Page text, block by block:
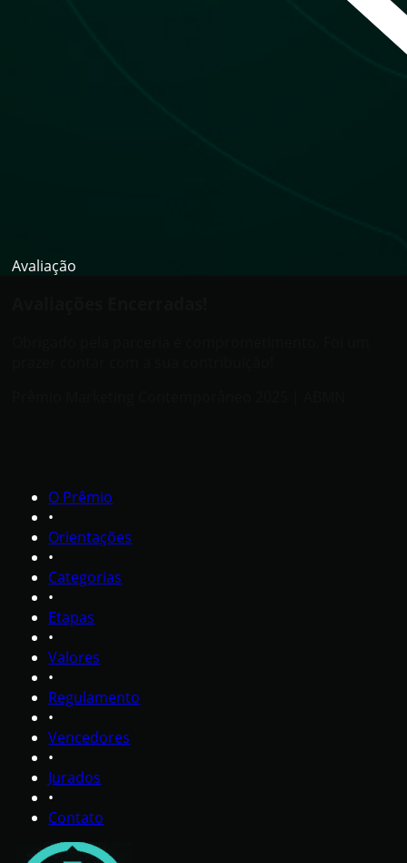
Avaliação
O Prêmio
•
Orientações
•
Categorias
•
Etapas
•
Valores
•
Regulamento
•
Vencedores
•
Jurados
•
Contato